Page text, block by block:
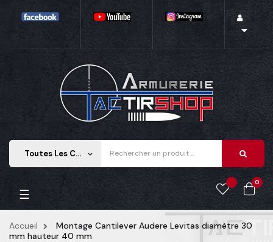

Toutes Les Catégories keyboard_arrow_down
0
Basculer la navigation
☰
Accueil
Montage Cantilever Audere Levitas diamètre 30
mm hauteur 40 mm